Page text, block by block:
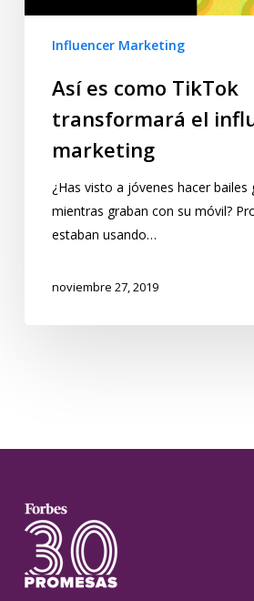
Influencer Marketing
Así es como TikTok
transformará el
marketing
¿Has visto a jóvenes hacer bailes
mientras graban con su móvil?
estaban usando…
noviembre 27, 2019